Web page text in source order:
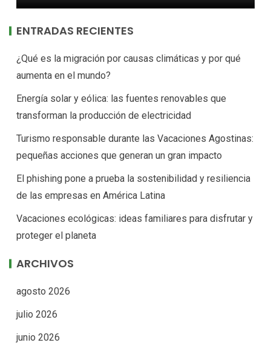
ENTRADAS RECIENTES
¿Qué es la migración por causas climáticas y por qué
aumenta en el mundo?
Energía solar y eólica: las fuentes renovables que
transforman la producción de electricidad
Turismo responsable durante las Vacaciones Agostinas:
pequeñas acciones que generan un gran impacto
El phishing pone a prueba la sostenibilidad y resiliencia
de las empresas en América Latina
Vacaciones ecológicas: ideas familiares para disfrutar y
proteger el planeta
ARCHIVOS
agosto 2026
julio 2026
junio 2026